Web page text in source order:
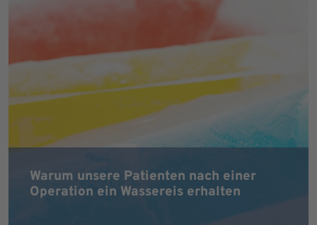
Warum unsere Patienten nach einer
Operation ein Wassereis erhalten